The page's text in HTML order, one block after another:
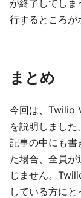
が終了してしま
行するところが
まとめ
今回は、Twilio
を説明しました。
記事の中にも書
た場合、全員
じません。
している方に